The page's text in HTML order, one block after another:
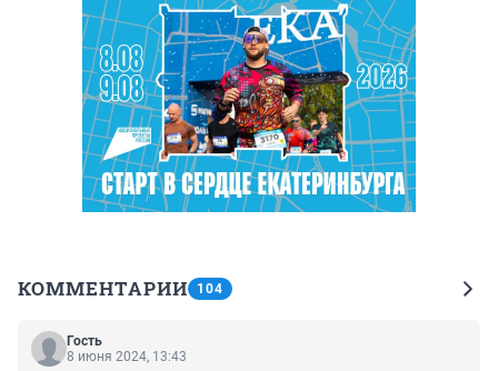
КОММЕНТАРИИ 104
Гость
8 июня 2024, 13:43